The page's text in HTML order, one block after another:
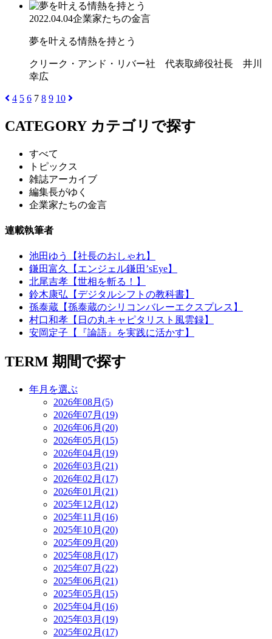
2022.04.04企業家たちの金言
夢を叶える情熱を持とう
クリーク・アンド・リバー社 代表取締役社長 井川
幸広
4 5 6 7 8 9 10
CATEGORY カテゴリで探す
すべて
トピックス
雑誌アーカイブ
編集長がゆく
企業家たちの金言
連載執筆者
池田ゆう【社長のおしゃれ】
鎌田富久【エンジェル鎌田’sEye】
北尾吉孝【世相を斬る！】
鈴木康弘【デジタルシフトの教科書】
孫泰蔵【孫泰蔵のシリコンバレーエクスプレス】
村口和孝【日の丸キャピタリスト風雲録】
安岡定子【『論語』を実践に活かす】
TERM 期間で探す
年月を選ぶ
2026年08月(5)
2026年07月(19)
2026年06月(20)
2026年05月(15)
2026年04月(19)
2026年03月(21)
2026年02月(17)
2026年01月(21)
2025年12月(12)
2025年11月(16)
2025年10月(20)
2025年09月(20)
2025年08月(17)
2025年07月(22)
2025年06月(21)
2025年05月(15)
2025年04月(16)
2025年03月(19)
2025年02月(17)